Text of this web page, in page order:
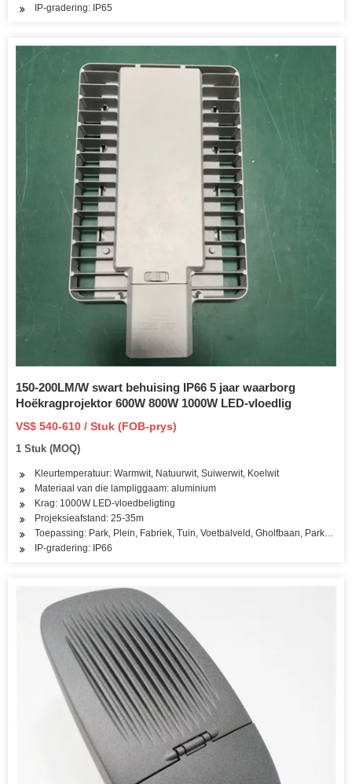
IP-gradering: IP65
150-200LM/W swart behuising IP66 5 jaar waarborg
Hoëkragprojektor 600W 800W 1000W LED-vloedlig
VS$ 540-610 / Stuk (FOB-prys)
1 Stuk (MOQ)
Kleurtemperatuur: Warmwit, Natuurwit, Suiwerwit, Koelwit
Materiaal van die lampliggaam: aluminium
Krag: 1000W LED-vloedbeligting
Projeksieafstand: 25-35m
Toepassing: Park, Plein, Fabriek, Tuin, Voetbalveld, Gholfbaan,
IP-gradering: IP66